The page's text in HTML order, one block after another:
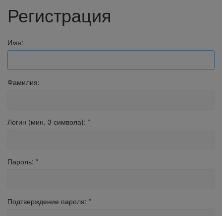
Регистрация
Имя:
Фамилия:
Логин (мин. 3 символа): *
Пароль: *
Подтверждение пароля: *